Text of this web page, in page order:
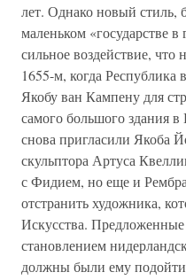
лет. Однако новый стиль,
маленьком «государстве в
сильное воздействие, что
1655-м, когда Республика
Якобу ван Кампену для
самого большого здания
снова пригласили Якоба
скульптора Артуса
с Фидием, но еще и
отстранить художника,
Искусства.
становлением
должны были ему